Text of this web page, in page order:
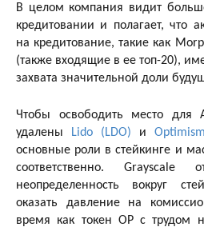
В целом компания видит
кредитовании и полагает, что
на кредитование, такие как
(также входящие в ее топ-20),
захвата значительной доли
Чтобы освободить место для
удалены
Lido (LDO) и
основные роли в стейкинге и
соответственно. Grayscale
неопределенность вокруг
оказать давление на
время как токен OP с трудом